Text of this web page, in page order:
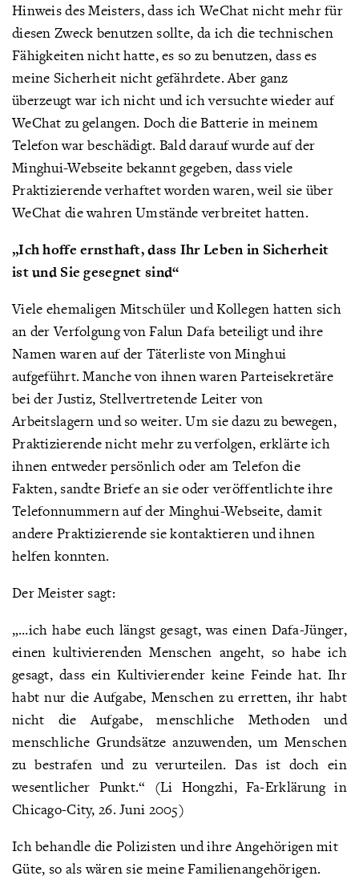
Hinweis des Meisters, dass ich WeChat nicht mehr für
diesen Zweck benutzen sollte, da ich die technischen
Fähigkeiten nicht hatte, es so zu benutzen, dass es
meine Sicherheit nicht gefährdete. Aber ganz
überzeugt war ich nicht und ich versuchte wieder auf
WeChat zu gelangen. Doch die Batterie in meinem
Telefon war beschädigt. Bald darauf wurde auf der
Minghui-Webseite bekannt gegeben, dass viele
Praktizierende verhaftet worden waren, weil sie über
WeChat die wahren Umstände verbreitet hatten.
„Ich hoffe ernsthaft, dass Ihr Leben in Sicherheit
ist und Sie gesegnet sind“
Viele ehemaligen Mitschüler und Kollegen hatten sich
an der Verfolgung von Falun Dafa beteiligt und ihre
Namen waren auf der Täterliste von Minghui
aufgeführt. Manche von ihnen waren Parteisekretäre
bei der Justiz, Stellvertretende Leiter von
Arbeitslagern und so weiter. Um sie dazu zu bewegen,
Praktizierende nicht mehr zu verfolgen, erklärte ich
ihnen entweder persönlich oder am Telefon die
Fakten, sandte Briefe an sie oder veröffentlichte ihre
Telefonnummern auf der Minghui-Webseite, damit
andere Praktizierende sie kontaktieren und ihnen
helfen konnten.
Der Meister sagt:
„…ich habe euch längst gesagt, was einen Dafa-Jünger,
einen kultivierenden Menschen angeht, so habe ich
gesagt, dass ein Kultivierender keine Feinde hat. Ihr
habt nur die Aufgabe, Menschen zu erretten, ihr habt
nicht die Aufgabe, menschliche Methoden und
menschliche Grundsätze anzuwenden, um Menschen
zu bestrafen und zu verurteilen. Das ist doch ein
wesentlicher Punkt.“ (Li Hongzhi, Fa-Erklärung in
Chicago-City, 26. Juni 2005)
Ich behandle die Polizisten und ihre Angehörigen mit
Güte, so als wären sie meine Familienangehörigen.